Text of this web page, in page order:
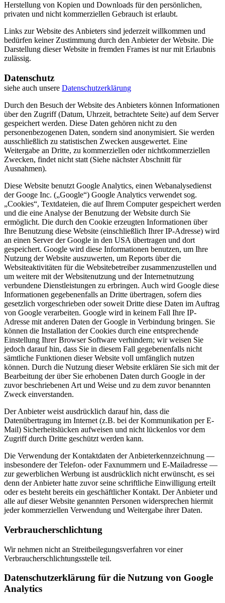
Herstellung von Kopien und Downloads für den persönlichen,
privaten und nicht kommerziellen Gebrauch ist erlaubt.
Links zur Website des Anbieters sind jederzeit willkommen und
bedürfen keiner Zustimmung durch den Anbieter der Website. Die
Darstellung dieser Website in fremden Frames ist nur mit Erlaubnis
zulässig.
Datenschutz
siehe auch unsere Datenschutzerklärung
Durch den Besuch der Website des Anbieters können Informationen
über den Zugriff (Datum, Uhrzeit, betrachtete Seite) auf dem Server
gespeichert werden. Diese Daten gehören nicht zu den
personenbezogenen Daten, sondern sind anonymisiert. Sie werden
ausschließlich zu statistischen Zwecken ausgewertet. Eine
Weitergabe an Dritte, zu kommerziellen oder nichtkommerziellen
Zwecken, findet nicht statt (Siehe nächster Abschnitt für
Ausnahmen).
Diese Website benutzt Google Analytics, einen Webanalysedienst
der Googe Inc. („Google“) Google Analytics verwendet sog.
„Cookies“, Textdateien, die auf Ihrem Computer gespeichert werden
und die eine Analyse der Benutzung der Website durch Sie
ermöglicht. Die durch den Cookie erzeugten Informationen über
Ihre Benutzung diese Website (einschließlich Ihrer IP-Adresse) wird
an einen Server der Google in den USA übertragen und dort
gespeichert. Google wird diese Informationen benutzen, um Ihre
Nutzung der Website auszuwerten, um Reports über die
Websiteaktivitäten für die Websitebetreiber zusammenzustellen und
um weitere mit der Websitenutzung und der Internetnutzung
verbundene Dienstleistungen zu erbringen. Auch wird Google diese
Informationen gegebenenfalls an Dritte übertragen, sofern dies
gesetzlich vorgeschrieben oder soweit Dritte diese Daten im Auftrag
von Google verarbeiten. Google wird in keinem Fall Ihre IP-
Adresse mit anderen Daten der Google in Verbindung bringen. Sie
können die Installation der Cookies durch eine entsprechende
Einstellung Ihrer Browser Software verhindern; wir weisen Sie
jedoch darauf hin, dass Sie in diesem Fall gegebenenfalls nicht
sämtliche Funktionen dieser Website voll umfänglich nutzen
können. Durch die Nutzung dieser Website erklären Sie sich mit der
Bearbeitung der über Sie erhobenen Daten durch Google in der
zuvor beschriebenen Art und Weise und zu dem zuvor benannten
Zweck einverstanden.
Der Anbieter weist ausdrücklich darauf hin, dass die
Datenübertragung im Internet (z.B. bei der Kommunikation per E-
Mail) Sicherheitslücken aufweisen und nicht lückenlos vor dem
Zugriff durch Dritte geschützt werden kann.
Die Verwendung der Kontaktdaten der Anbieterkennzeichnung —
insbesondere der Telefon- oder Faxnummern und E-Mailadresse —
zur gewerblichen Werbung ist ausdrücklich nicht erwünscht, es sei
denn der Anbieter hatte zuvor seine schriftliche Einwilligung erteilt
oder es besteht bereits ein geschäftlicher Kontakt. Der Anbieter und
alle auf dieser Website genannten Personen widersprechen hiermit
jeder kommerziellen Verwendung und Weitergabe ihrer Daten.
Verbraucherschlichtung
Wir nehmen nicht an Streitbeilegungsverfahren vor einer
Verbraucherschlichtungsstelle teil.
Datenschutzerklärung für die Nutzung von Google
Analytics